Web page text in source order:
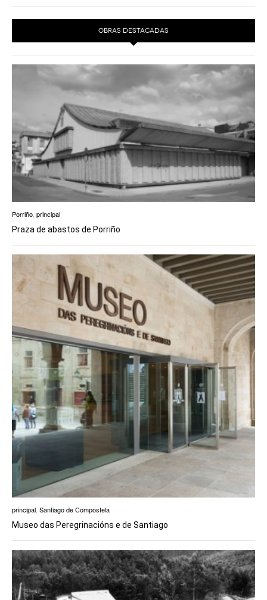
OBRAS DESTACADAS
Porriño principal
Praza de abastos de Porriño
principal Santiago de Compostela
Museo das Peregrinacións e de Santiago